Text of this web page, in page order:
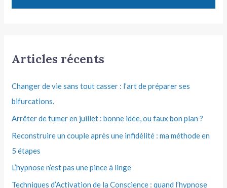
Articles récents
Changer de vie sans tout casser : l’art de préparer ses
bifurcations.
Arrêter de fumer en juillet : bonne idée, ou faux bon plan ?
Reconstruire un couple après une infidélité : ma méthode en
5 étapes
L’hypnose n’est pas une pince à linge
Techniques d’Activation de la Conscience : quand l’hypnose